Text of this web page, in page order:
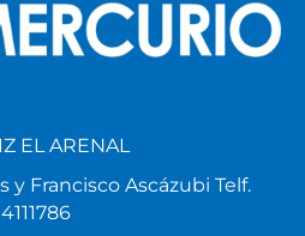
EL ARENAL
y Francisco Ascázubi Telf.
4111786